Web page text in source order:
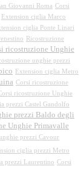
Giovanni Roma Corsi
Extension ciglia Marco
ciglia Ponte Linari
Ricostruzione
ricostruzione Unghie
unghie prezzi
Extension ciglia Metro
Corsi ricostruzione
ricostruzione Unghie
prezzi Castel Gandolfo
prezzi Baldo degli
Unghie Primavalle
prezzi Cavour
ciglia prezzi Metro
prezzi Laurentino Corsi